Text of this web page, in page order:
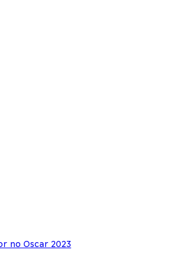
no Oscar 2023